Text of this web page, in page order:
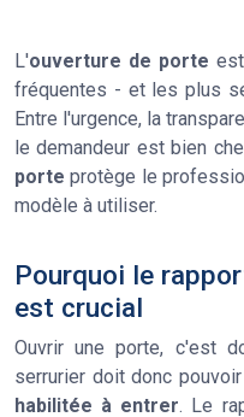
L'ouverture de porte
fréquentes - et les plus
Entre l'urgence, la
le demandeur est bien
porte protège le
modèle à utiliser.
Pourquoi le
est crucial
Ouvrir une porte, c'est
serrurier doit donc pouvoir
habilitée à entrer. Le